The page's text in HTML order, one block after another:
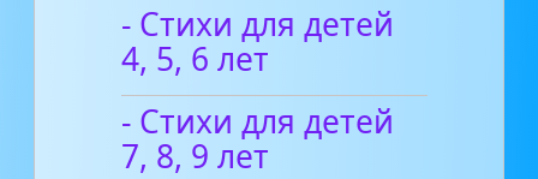
- Стихи для детей
4, 5, 6 лет
- Стихи для детей
7, 8, 9 лет